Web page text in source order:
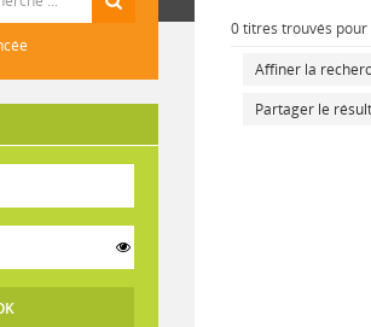
0 titres trouvés
Affiner la
Partager le